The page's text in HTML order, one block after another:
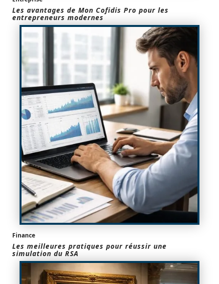
Les avantages de Mon Cofidis Pro pour les
entrepreneurs modernes
Finance
Les meilleures pratiques pour réussir une
simulation du RSA